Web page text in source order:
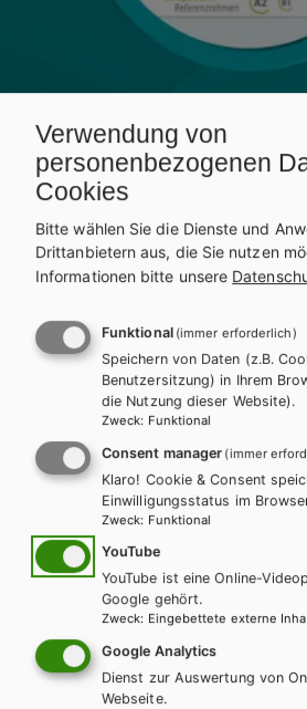
Best Shots 1 –
Fachschule
Auf dieser Seite finden Sie kostenlose
unseren Schulbüchern.
INHALTE FÜR LEHRER/INNEN
Für diese Inhalte müssen Sie mit
registriert sein.
Verwendung von
personenbezogenen
Cookies
Bitte wählen Sie die Dienste und
Drittanbietern aus, die Sie nutzen
Informationen bitte unsere
Funktional (immer erforderlich)
Speichern von Daten (z.B.
Benutzersitzung) in Ihrem
die Nutzung dieser Website).
Zweck: Funktional
Consent manager (immer
Klaro! Cookie & Consent
Einwilligungsstatus im
Zweck: Funktional
YouTube
YouTube ist eine Online-
Google gehört.
Zweck: Eingebettete externe
Google Analytics
Dienst zur Auswertung von
Webseite.